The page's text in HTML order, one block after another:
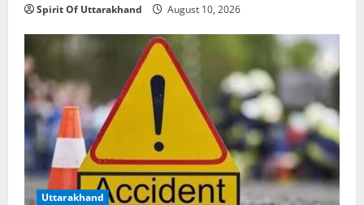
Spirit Of Uttarakhand August 10, 2026
Uttarakhand